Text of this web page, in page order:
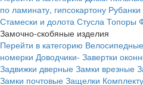
по ламинату, гипсокартону
Стамески и долота Стусла Топоры
Замочно-скобяные изделия
Перейти в категорию
номерки Доводчики- Завертки
Задвижки дверные Замки врезные
Замки почтовые Защелки